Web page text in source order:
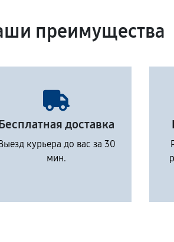
преимущества
доставка
курьера до вас за 30
мин.